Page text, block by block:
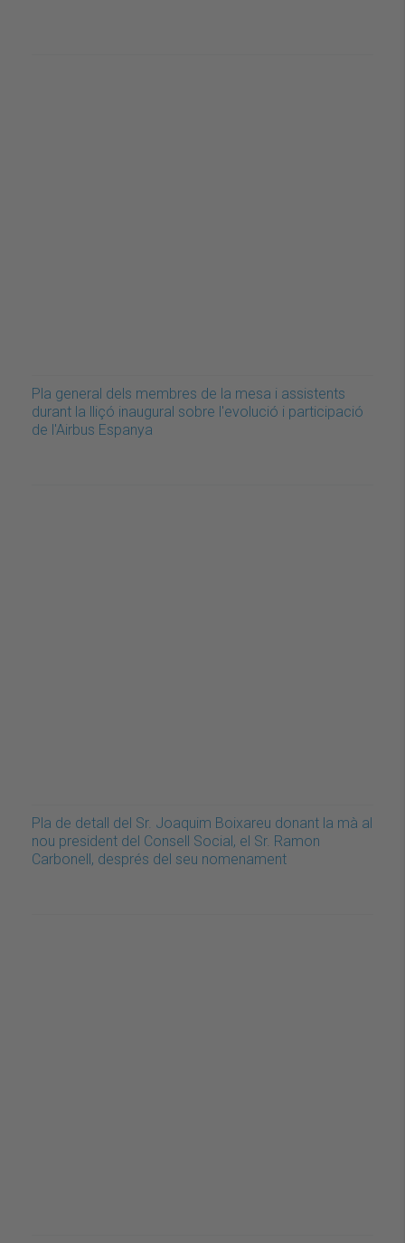
Pla general dels membres de la mesa i assistents
durant la lliçó inaugural sobre l'evolució i participació
de l'Airbus Espanya
Pla de detall del Sr. Joaquim Boixareu donant la mà al
nou president del Consell Social, el Sr. Ramon
Carbonell, després del seu nomenament